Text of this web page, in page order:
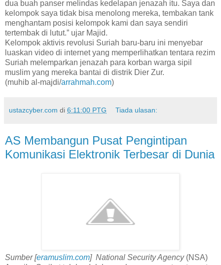
dua buah panser melindas kedelapan jenazah itu. Saya dan
kelompok saya tidak bisa menolong mereka, tembakan tank
menghantam posisi kelompok kami dan saya sendiri
tertembak di lutut.” ujar Majid.
Kelompok aktivis revolusi Suriah baru-baru ini menyebar
luaskan video di internet yang memperlihatkan tentara rezim
Suriah melemparkan jenazah para korban warga sipil
muslim yang mereka bantai di distrik Dier Zur.
(muhib al-majdi/arrahmah.com)
ustazcyber.com di 6:11:00 PTG Tiada ulasan:
AS Membangun Pusat Pengintipan
Komunikasi Elektronik Terbesar di Dunia
Sumber [eramuslim.com] National Security Agency(NSA)